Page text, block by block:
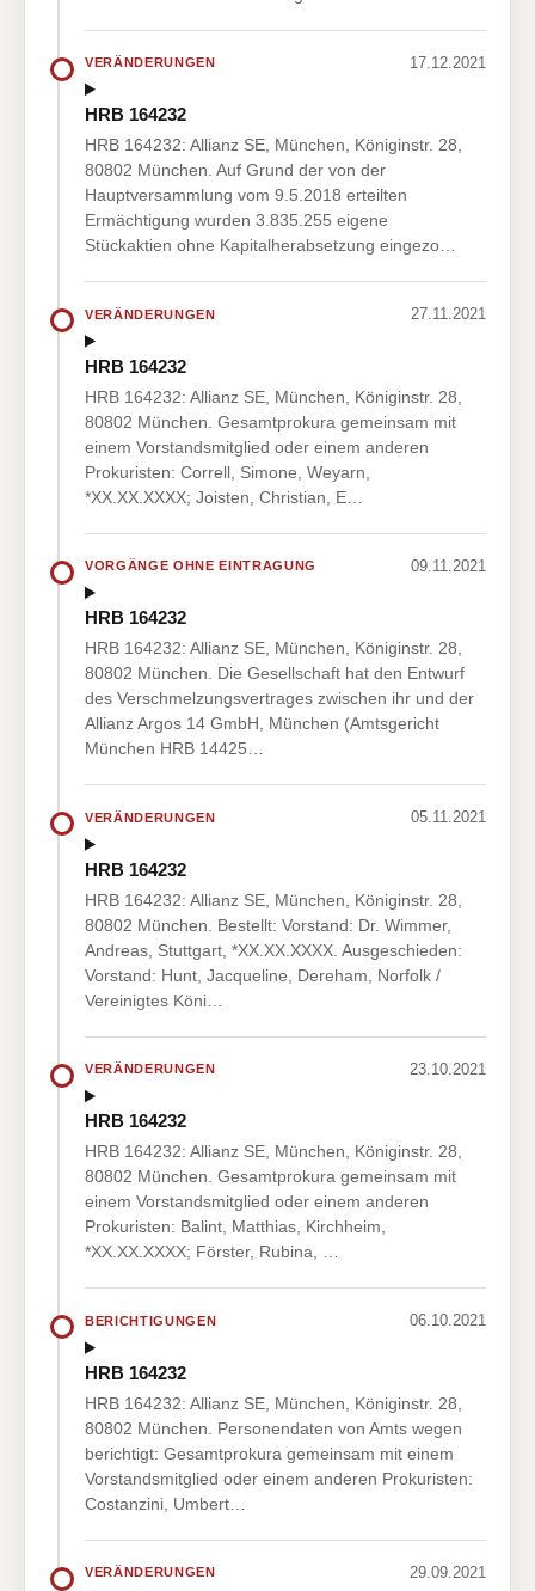
VERÄNDERUNGEN 17.12.2021
HRB 164232
HRB 164232: Allianz SE, München, Königinstr. 28,
80802 München. Auf Grund der von der
Hauptversammlung vom 9.5.2018 erteilten
Ermächtigung wurden 3.835.255 eigene
Stückaktien ohne Kapitalherabsetzung eingezo…
VERÄNDERUNGEN 27.11.2021
HRB 164232
HRB 164232: Allianz SE, München, Königinstr. 28,
80802 München. Gesamtprokura gemeinsam mit
einem Vorstandsmitglied oder einem anderen
Prokuristen: Correll, Simone, Weyarn,
*XX.XX.XXXX; Joisten, Christian, E…
VORGÄNGE OHNE EINTRAGUNG 09.11.2021
HRB 164232
HRB 164232: Allianz SE, München, Königinstr. 28,
80802 München. Die Gesellschaft hat den Entwurf
des Verschmelzungsvertrages zwischen ihr und der
Allianz Argos 14 GmbH, München (Amtsgericht
München HRB 14425…
VERÄNDERUNGEN 05.11.2021
HRB 164232
HRB 164232: Allianz SE, München, Königinstr. 28,
80802 München. Bestellt: Vorstand: Dr. Wimmer,
Andreas, Stuttgart, *XX.XX.XXXX. Ausgeschieden:
Vorstand: Hunt, Jacqueline, Dereham, Norfolk /
Vereinigtes Köni…
VERÄNDERUNGEN 23.10.2021
HRB 164232
HRB 164232: Allianz SE, München, Königinstr. 28,
80802 München. Gesamtprokura gemeinsam mit
einem Vorstandsmitglied oder einem anderen
Prokuristen: Balint, Matthias, Kirchheim,
*XX.XX.XXXX; Förster, Rubina, …
BERICHTIGUNGEN 06.10.2021
HRB 164232
HRB 164232: Allianz SE, München, Königinstr. 28,
80802 München. Personendaten von Amts wegen
berichtigt: Gesamtprokura gemeinsam mit einem
Vorstandsmitglied oder einem anderen Prokuristen:
Costanzini, Umbert…
VERÄNDERUNGEN 29.09.2021